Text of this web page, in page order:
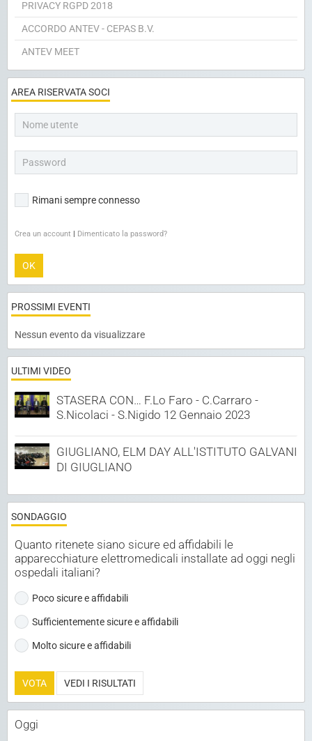
PRIVACY RGPD 2018
ACCORDO ANTEV - CEPAS B.V.
ANTEV MEET
AREA RISERVATA SOCI
Rimani sempre connesso
Crea un account | Dimenticato la password?
OK
PROSSIMI EVENTI
Nessun evento da visualizzare
ULTIMI VIDEO
STASERA CON… F.Lo Faro - C.Carraro -
S.Nicolaci - S.Nigido 12 Gennaio 2023
GIUGLIANO, ELM DAY ALL'ISTITUTO GALVANI
DI GIUGLIANO
SONDAGGIO
Quanto ritenete siano sicure ed affidabili le
apparecchiature elettromedicali installate ad oggi negli
ospedali italiani?
Poco sicure e affidabili
Sufficientemente sicure e affidabili
Molto sicure e affidabili
VOTA VEDI I RISULTATI
Oggi